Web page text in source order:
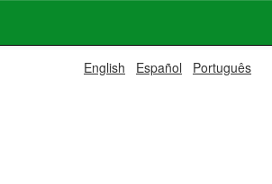
English Español Português